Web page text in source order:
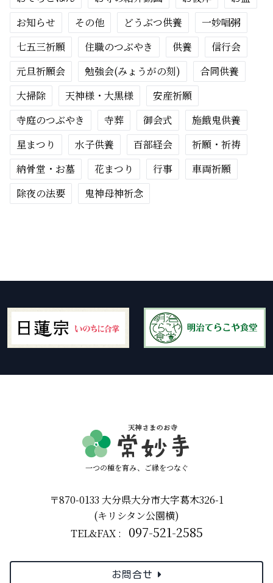
お知らせ
その他 どうぶつ供養
一妙唱粥
七五三祈願
住職のつぶやき 供養
信行会
元旦祈願会
勉強会(みょうがの刻)
合同供養
大掃除
天神様・大黒様
安産祈願
寺庭のつぶやき
寺葬 御会式
施餓鬼供養
星まつり
水子供養 百部経会
祈願・祈祷
納骨堂・お墓
花まつり 行事
車両祈願
除夜の法要
鬼神母神祈念
一つの種を育み、ご縁をつなぐ
〒870-0133 大分県大分市大字葛木326-1
(キリシタン公園横)
TEL&FAX :
097-521-2585
お問合せ